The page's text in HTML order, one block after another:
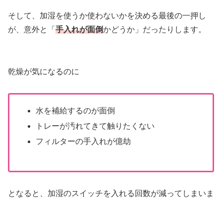
そして、加湿を使うか使わないかを決める最後の一押し
が、意外と「 手入れが面倒かどうか」だったりします。
乾燥が気になるのに
水を補給するのが面倒
トレーが汚れてきて触りたくない
フィルターの手入れが億劫
となると、加湿のスイッチを入れる回数が減ってしまいま